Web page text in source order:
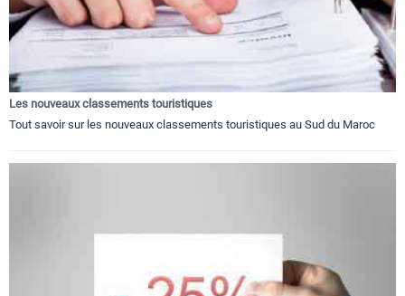
Les nouveaux classements touristiques
Tout savoir sur les nouveaux classements touristiques au Sud du Maroc